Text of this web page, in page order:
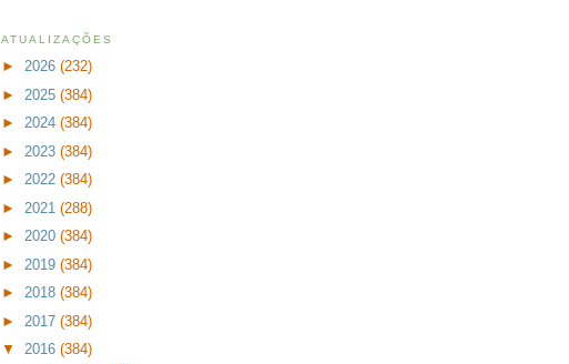
ATUALIZAÇÕES
► 2026 (232)
► 2025 (384)
► 2024 (384)
► 2023 (384)
► 2022 (384)
► 2021 (288)
► 2020 (384)
► 2019 (384)
► 2018 (384)
► 2017 (384)
▼ 2016 (384)